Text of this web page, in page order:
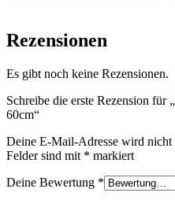
Rezensionen
Es gibt noch keine Rezensionen.
Schreibe die erste Rezension für
60cm“
Deine E-Mail-Adresse wird
Felder sind mit * markiert
Deine Bewertung *